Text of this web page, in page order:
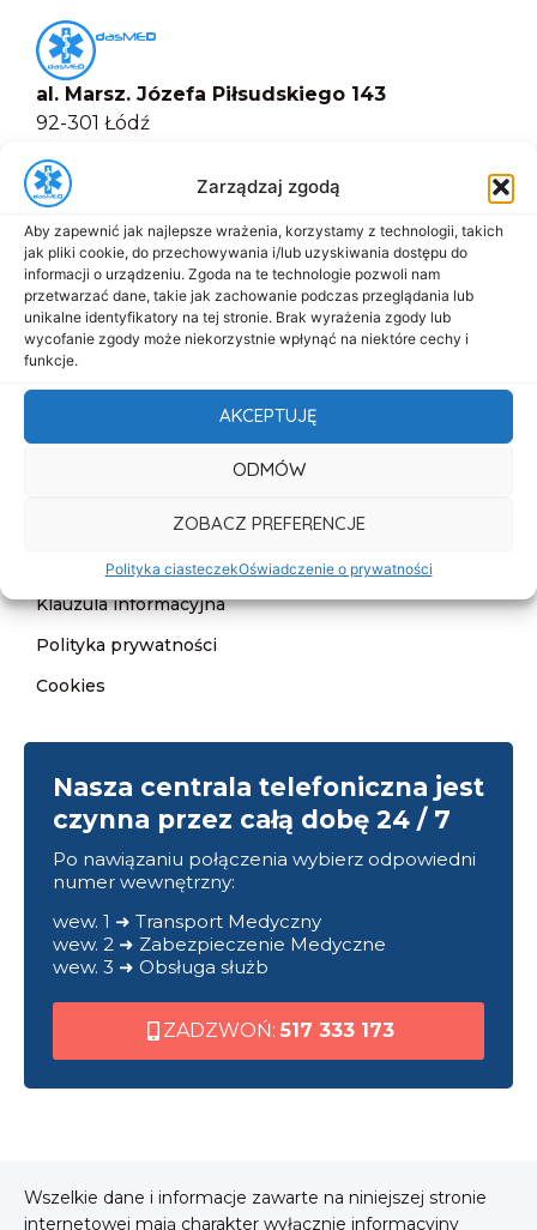
Zarządzaj zgodą
Aby zapewnić jak najlepsze wrażenia, korzystamy z technologii, takich
jak pliki cookie, do przechowywania i/lub uzyskiwania dostępu do
informacji o urządzeniu. Zgoda na te technologie pozwoli nam
przetwarzać dane, takie jak zachowanie podczas przeglądania lub
unikalne identyfikatory na tej stronie. Brak wyrażenia zgody lub
wycofanie zgody może niekorzystnie wpłynąć na niektóre cechy i
funkcje.
AKCEPTUJĘ
ODMÓW
ZOBACZ PREFERENCJE
Polityka ciasteczekOświadczenie o prywatności
al. Marsz. Józefa Piłsudskiego 143
92-301 Łódź
biuro@dasmed.pl
Menu
Start
O nas
Oferta
Cennik
Deklaracja dostępności
Klauzula informacyjna
Polityka prywatności
Cookies
Nasza centrala telefoniczna jest
czynna przez całą dobę 24 / 7
Po nawiązaniu połączenia wybierz odpowiedni
numer wewnętrzny:
wew. 1 ➜ Transport Medyczny
wew. 2 ➜ Zabezpieczenie Medyczne
wew. 3 ➜ Obsługa służb
ZADZWOŃ: 517 333 173
Wszelkie dane i informacje zawarte na niniejszej stronie
internetowej mają charakter wyłącznie informacyjny